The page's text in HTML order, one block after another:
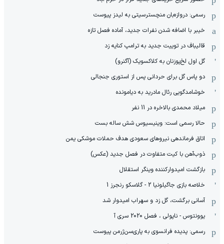
رسمی: دروازه‌بان منچسترسیتی به لیدز پیوست
خیبر با اضافه شدن نفرات جدید، آماده فصل تازه
قالیباف در توییت جدید به ترامپ کنایه زد
گل اول لخ‌پوزنان به کلاکسویک (آگنرو)
دو پاس گل برای حردانی پس از استوری جنجالی
خوشامدگویی رئال مادرید به دیامونده
میلاد محمدی بالاخره در 11 نفر
حالا رسمی است: وینیسیوس شش ساله بست
اتاق فرماندهی نیروهای سعودی هدف حملات موشکی یمن
ذوب‌آهن با کیت متفاوت در فصل جدید (عکس)
بازگشت امیدوارکننده وینگر استقلال
خلاصه بازی جاگیلونیا 2 - گلاسکو رنجرز 1
آسانی برگشت، گل زد و سهراب امیدوار شد
یوونتوس - ناپولی ، فصل 2020 سری آ
رسمی: پدیده فرانسوی به پاری‌سن‌ژرمن پیوست